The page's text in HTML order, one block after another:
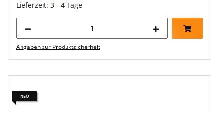
Lieferzeit: 3 - 4 Tage
Angaben zur Produktsicherheit
NEU